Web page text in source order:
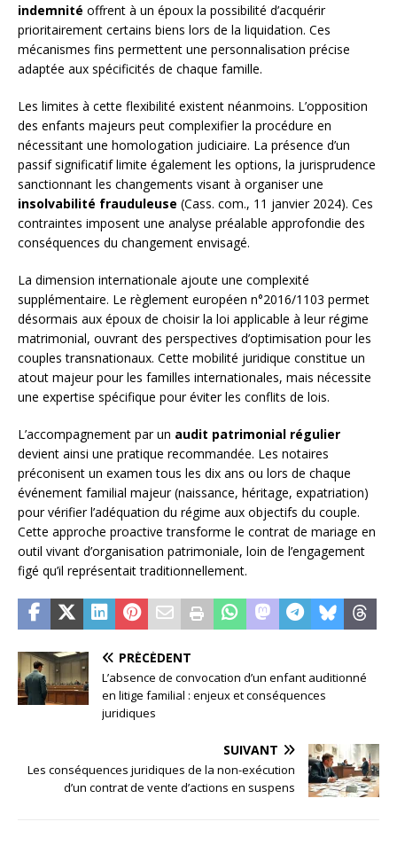
indemnité offrent à un époux la possibilité d’acquérir
prioritairement certains biens lors de la liquidation. Ces
mécanismes fins permettent une personnalisation précise
adaptée aux spécificités de chaque famille.
Les limites à cette flexibilité existent néanmoins. L’opposition
des enfants majeurs peut complexifier la procédure en
nécessitant une homologation judiciaire. La présence d’un
passif significatif limite également les options, la jurisprudence
sanctionnant les changements visant à organiser une
insolvabilité frauduleuse (Cass. com., 11 janvier 2024). Ces
contraintes imposent une analyse préalable approfondie des
conséquences du changement envisagé.
La dimension internationale ajoute une complexité
supplémentaire. Le règlement européen n°2016/1103 permet
désormais aux époux de choisir la loi applicable à leur régime
matrimonial, ouvrant des perspectives d’optimisation pour les
couples transnationaux. Cette mobilité juridique constitue un
atout majeur pour les familles internationales, mais nécessite
une expertise spécifique pour éviter les conflits de lois.
L’accompagnement par un audit patrimonial régulier
devient ainsi une pratique recommandée. Les notaires
préconisent un examen tous les dix ans ou lors de chaque
événement familial majeur (naissance, héritage, expatriation)
pour vérifier l’adéquation du régime aux objectifs du couple.
Cette approche proactive transforme le contrat de mariage en
outil vivant d’organisation patrimoniale, loin de l’engagement
figé qu’il représentait traditionnellement.
PRÉCÉDENT
L’absence de convocation d’un enfant auditionné
en litige familial : enjeux et conséquences
juridiques
SUIVANT
Les conséquences juridiques de la non-exécution
d’un contrat de vente d’actions en suspens